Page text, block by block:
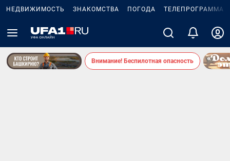
НЕДВИЖИМОСТЬ ЗНАКОМСТВА ПОГОДА ТЕЛЕПРОГРАММА
Внимание! Беспилотная опасность